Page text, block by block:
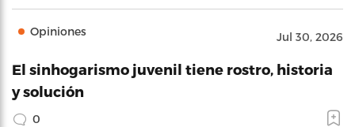
Opiniones Jul 30, 2026
El sinhogarismo juvenil tiene rostro, historia
y solución
0